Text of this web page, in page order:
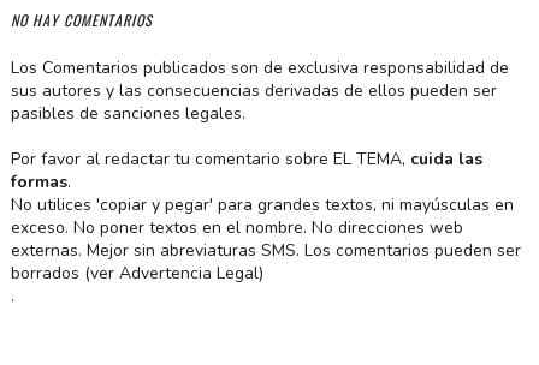
NO HAY COMENTARIOS
Los Comentarios publicados son de exclusiva responsabilidad de
sus autores y las consecuencias derivadas de ellos pueden ser
pasibles de sanciones legales.
Por favor al redactar tu comentario sobre EL TEMA, cuida las
formas.
No utilices 'copiar y pegar' para grandes textos, ni mayúsculas en
exceso. No poner textos en el nombre. No direcciones web
externas. Mejor sin abreviaturas SMS. Los comentarios pueden ser
borrados (ver Advertencia Legal)
.